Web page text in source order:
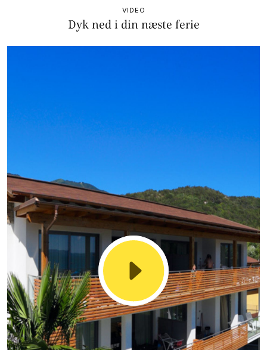
VIDEO
Dyk ned i din næste ferie